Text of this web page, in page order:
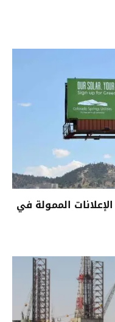
جنيه من الإعلانات الممولة في